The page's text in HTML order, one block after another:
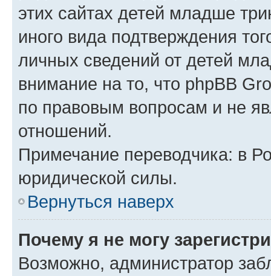
этих сайтах детей младше
иного вида подтверждения
личных сведений от детей
внимание на то, что phpBB
по правовым вопросам и не
отношений.
Примечание переводчика: в
юридической силы.
Вернуться наверх
Почему я не могу
Возможно, администратор